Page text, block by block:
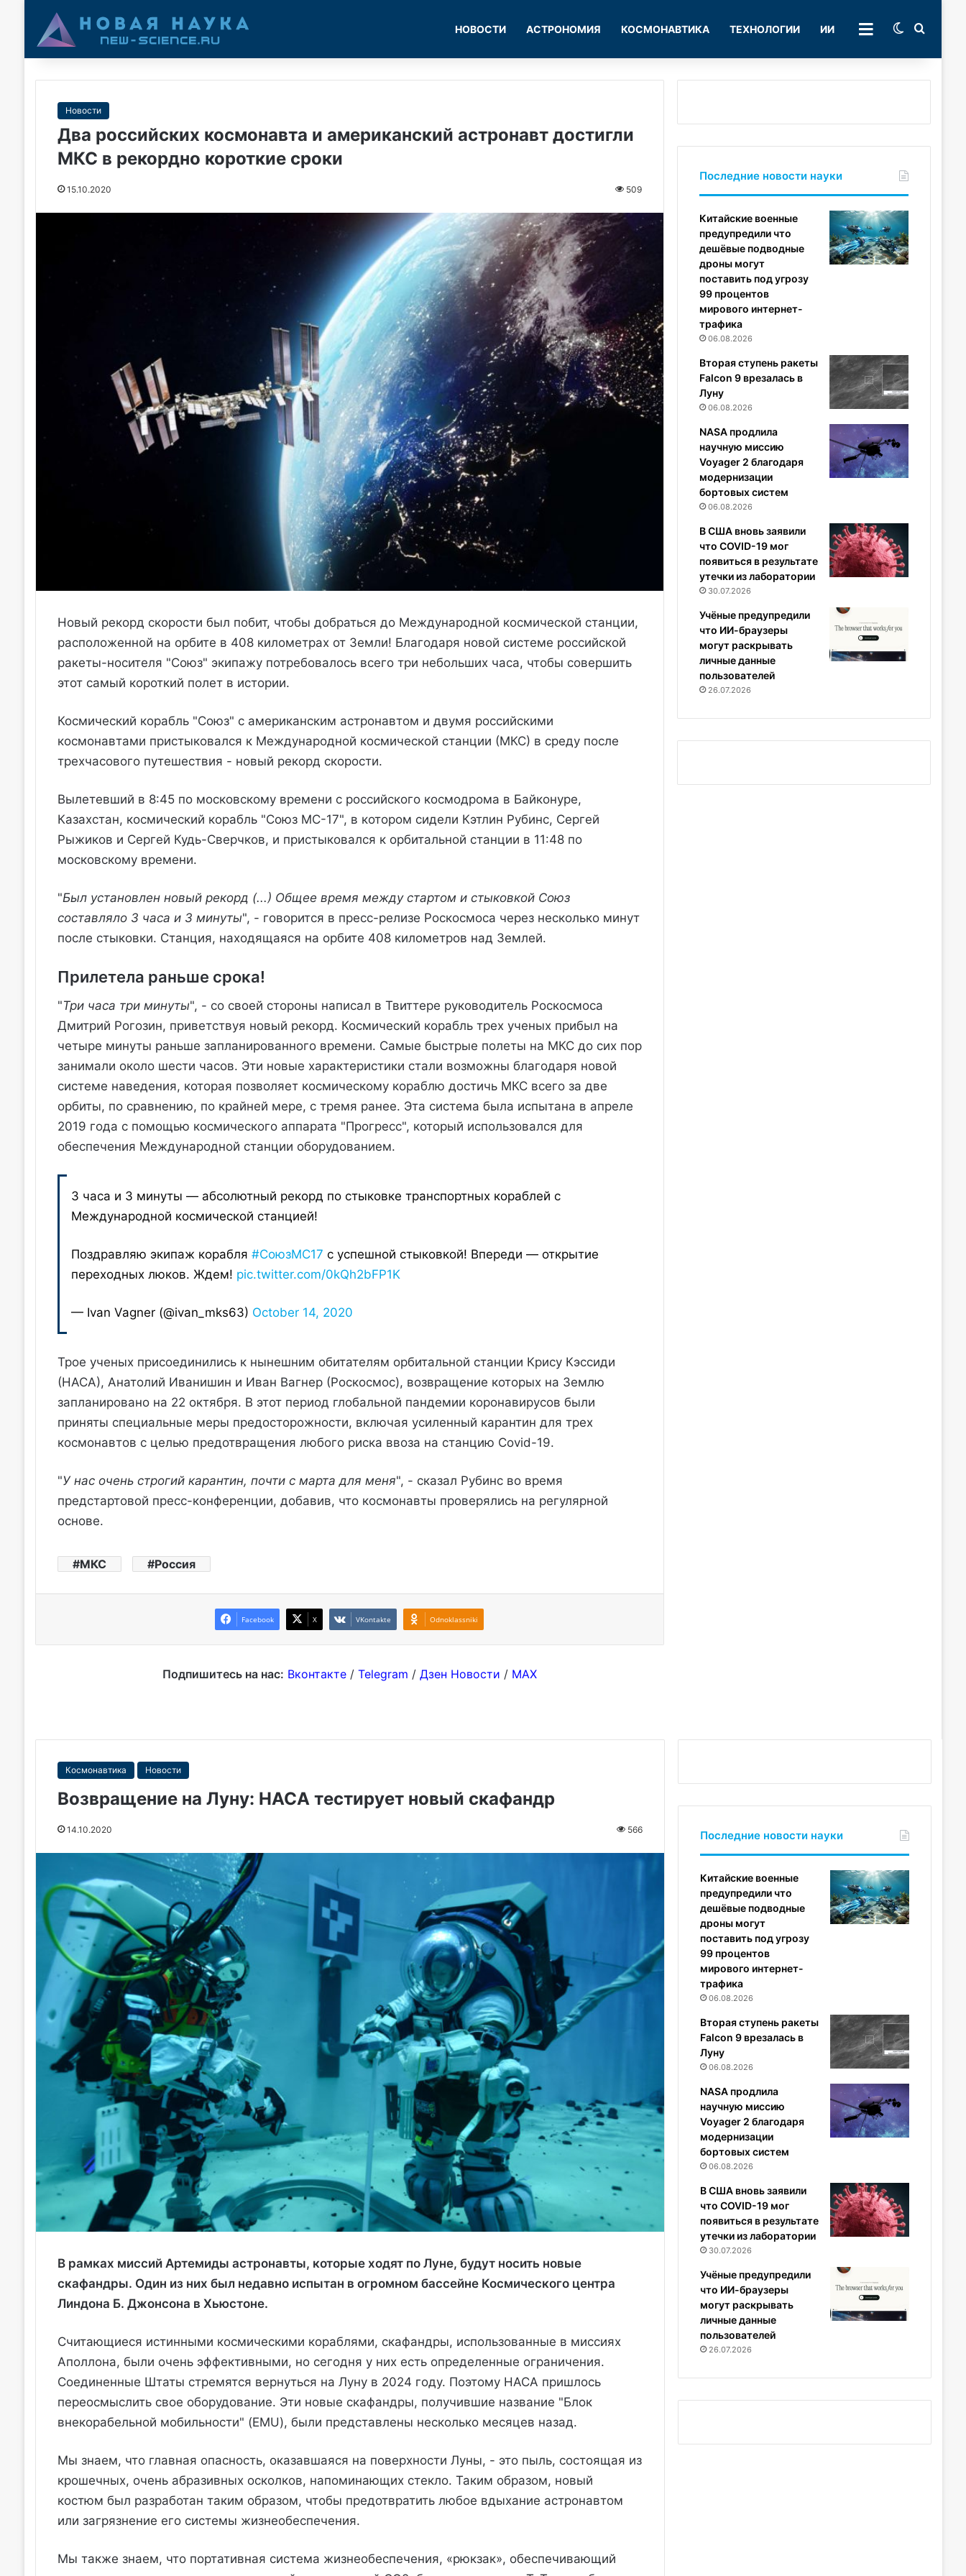
НОВОСТИ АСТРОНОМИЯ КОСМОНАВТИКА ТЕХНОЛОГИИ ИИ РУБРИКИSwitch skin
Новости
Два российских космонавта и американский астронавт достигли
МКС в рекордно короткие сроки
15.10.2020 509
Новый рекорд скорости был побит, чтобы добраться до Международной космической станции,
расположенной на орбите в 408 километрах от Земли! Благодаря новой системе российской
ракеты-носителя "Союз" экипажу потребовалось всего три небольших часа, чтобы совершить
этот самый короткий полет в истории.
Космический корабль "Союз" с американским астронавтом и двумя российскими
космонавтами пристыковался к Международной космической станции (МКС) в среду после
трехчасового путешествия - новый рекорд скорости.
Вылетевший в 8:45 по московскому времени с российского космодрома в Байконуре,
Казахстан, космический корабль "Союз МС-17", в котором сидели Кэтлин Рубинс, Сергей
Рыжиков и Сергей Кудь-Сверчков, и пристыковался к орбитальной станции в 11:48 по
московскому времени.
"Был установлен новый рекорд (...) Общее время между стартом и стыковкой Союз
составляло 3 часа и 3 минуты", - говорится в пресс-релизе Роскосмоса через несколько минут
после стыковки. Станция, находящаяся на орбите 408 километров над Землей.
Прилетела раньше срока!
"Три часа три минуты", - со своей стороны написал в Твиттере руководитель Роскосмоса
Дмитрий Рогозин, приветствуя новый рекорд. Космический корабль трех ученых прибыл на
четыре минуты раньше запланированного времени. Самые быстрые полеты на МКС до сих пор
занимали около шести часов. Эти новые характеристики стали возможны благодаря новой
системе наведения, которая позволяет космическому кораблю достичь МКС всего за две
орбиты, по сравнению, по крайней мере, с тремя ранее. Эта система была испытана в апреле
2019 года с помощью космического аппарата "Прогресс", который использовался для
обеспечения Международной станции оборудованием.
3 часа и 3 минуты — абсолютный рекорд по стыковке транспортных кораблей с
Международной космической станцией!
Поздравляю экипаж корабля #СоюзМС17 с успешной стыковкой! Впереди — открытие
переходных люков. Ждем! pic.twitter.com/0kQh2bFP1K
— Ivan Vagner (@ivan_mks63) October 14, 2020
Трое ученых присоединились к нынешним обитателям орбитальной станции Крису Кэссиди
(НАСА), Анатолий Иванишин и Иван Вагнер (Роскосмос), возвращение которых на Землю
запланировано на 22 октября. В этот период глобальной пандемии коронавирусов были
приняты специальные меры предосторожности, включая усиленный карантин для трех
космонавтов с целью предотвращения любого риска ввоза на станцию Covid-19.
"У нас очень строгий карантин, почти с марта для меня", - сказал Рубинс во время
предстартовой пресс-конференции, добавив, что космонавты проверялись на регулярной
основе.
МКС Россия
Facebook X VKontakte Odnoklassniki
Подпишитесь на нас: Вконтакте/ Telegram / Дзен Новости / MAX
Последние новости науки
Китайские военные
предупредили что
дешёвые подводные
дроны могут
поставить под угрозу
99 процентов
мирового интернет-
трафика
06.08.2026
Вторая ступень ракеты
Falcon 9 врезалась в
Луну
06.08.2026
NASA продлила
научную миссию
Voyager 2 благодаря
модернизации
бортовых систем
06.08.2026
В США вновь заявили
что COVID-19 мог
появиться в результате
утечки из лаборатории
30.07.2026
Учёные предупредили
что ИИ-браузеры
могут раскрывать
личные данные
пользователей
26.07.2026